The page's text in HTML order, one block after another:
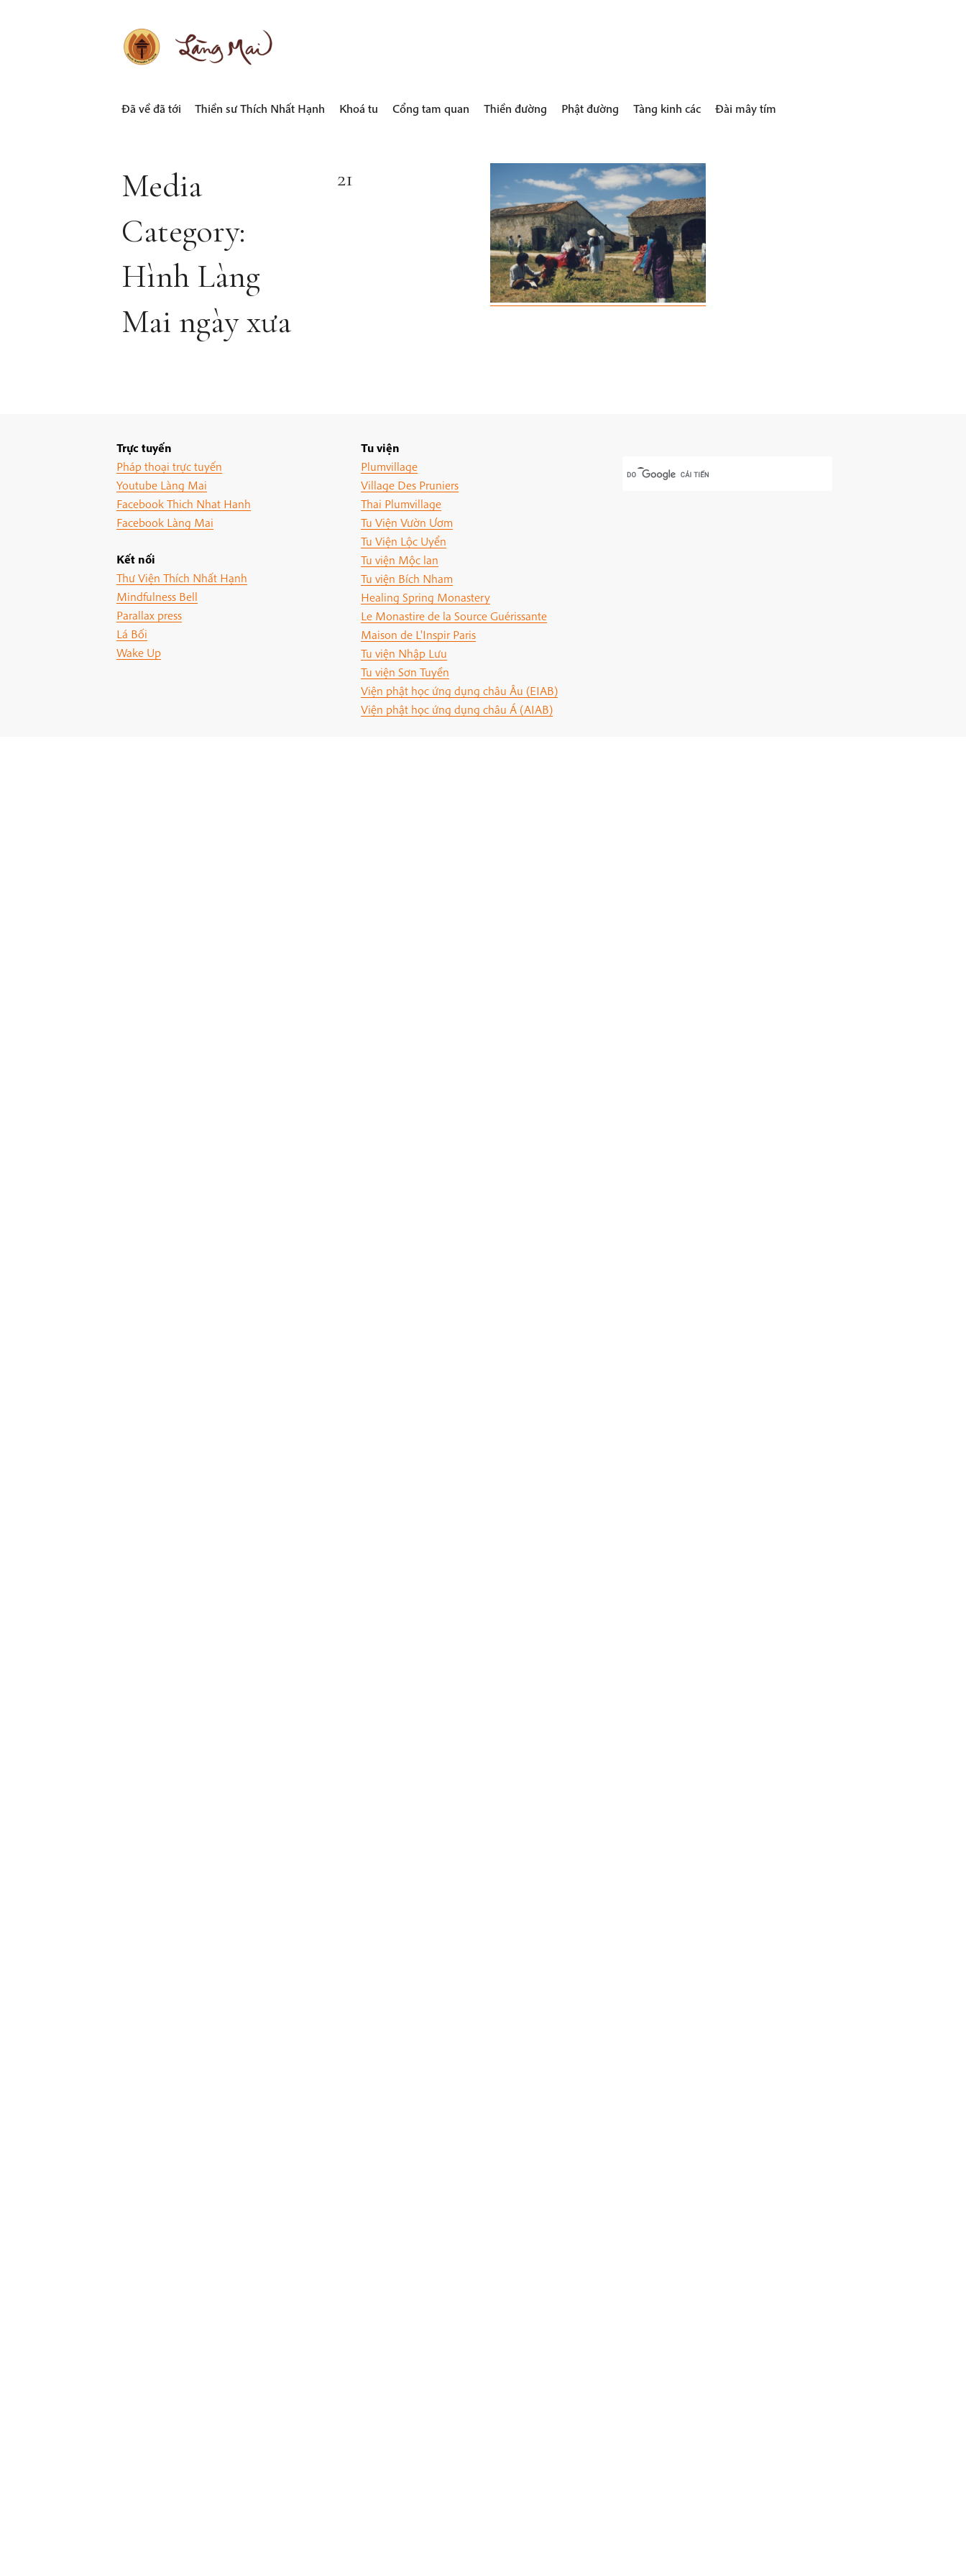
LÀNG MAI
Đã về đã tới Thiền sư Thích Nhất Hạnh Khoá tu Cổng tam quan Thiền đường Phật đường Tàng kinh các Đài mây tím
Media
Category:
Hình Làng
Mai ngày xưa
21
Trực tuyến
Pháp thoại trực tuyến
Youtube Làng Mai
Facebook Thich Nhat Hanh
Facebook Làng Mai
Kết nối
Thư Viện Thích Nhất Hạnh
Mindfulness Bell
Parallax press
Lá Bối
Wake Up
Tu viện
Plumvillage
Village Des Pruniers
Thai Plumvillage
Tu Viện Vườn Ươm
Tu Viện Lộc Uyển
Tu viện Mộc lan
Tu viện Bích Nham
Healing Spring Monastery
Le Monastire de la Source Guérissante
Maison de L'Inspir Paris
Tu viện Nhập Lưu
Tu viện Sơn Tuyền
Viện phật học ứng dụng châu Âu (EIAB)
Viện phật học ứng dụng châu Á (AIAB)